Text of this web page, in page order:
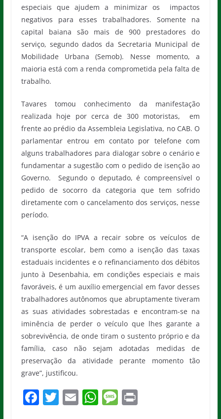
especiais que ajudem a minimizar os impactos
negativos para esses trabalhadores. Somente na
capital baiana são mais de 900 prestadores do
serviço, segundo dados da Secretaria Municipal de
Mobilidade Urbana (Semob). Nesse momento, a
maioria está com a renda comprometida pela falta de
trabalho.
Tavares tomou conhecimento da manifestação
realizada hoje por cerca de 300 motoristas, em
frente ao prédio da Assembleia Legislativa, no CAB. O
parlamentar entrou em contato por telefone com
alguns trabalhadores para dialogar sobre o cenário e
fundamentar a sugestão com o pedido de isenção ao
Governo. Segundo o deputado, é compreensível o
pedido de socorro da categoria que tem sofrido
diretamente com o cancelamento dos serviços, nesse
período.
“A isenção do IPVA a recair sobre os veículos de
transporte escolar, bem como a isenção das taxas
estaduais incidentes e o refinanciamento dos débitos
junto à Desenbahia, em condições especiais e mais
favoráveis, é um auxílio emergencial em favor desses
trabalhadores autônomos que abruptamente tiveram
as suas atividades sobrestadas e encontram-se na
iminência de perder o veículo que lhes garante a
sobrevivência, de onde tiram o sustento próprio e da
família, caso não sejam adotadas medidas de
preservação da atividade perante momento tão
grave”, justificou.
F T E W M Pr